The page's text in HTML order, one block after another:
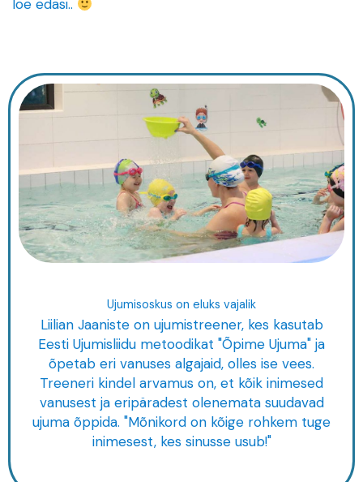
loe edasi..
Ujumisoskus on eluks vajalik
Liilian Jaaniste on ujumistreener, kes kasutab
Eesti Ujumisliidu metoodikat "Õpime Ujuma" ja
õpetab eri vanuses algajaid, olles ise vees.
Treeneri kindel arvamus on, et kõik inimesed
vanusest ja eripäradest olenemata suudavad
ujuma õppida. "Mõnikord on kõige rohkem tuge
inimesest, kes sinusse usub!"